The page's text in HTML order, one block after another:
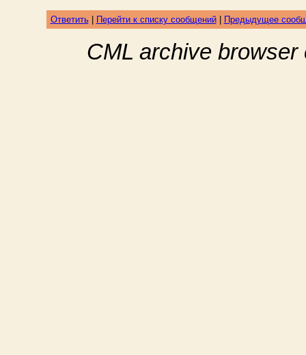
Ответить| Перейти к списку сообщений| Предыдущее
CML archive